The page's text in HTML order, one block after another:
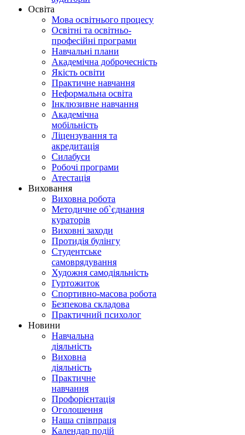
Освіта
Мова освітнього процесу
Освітні та освітньо-
професійні програми
Навчальні плани
Академічна доброчесність
Якість освіти
Практичне навчання
Неформальна освіта
Інклюзивне навчання
Академічна
мобільність
Ліцензування та
акредитація
Силабуси
Робочі програми
Атестація
Виховання
Виховна робота
Методичне об`єднання
кураторів
Виховні заходи
Протидія булінгу
Студентське
самоврядування
Художня самодіяльність
Гуртожиток
Спортивно-масова робота
Безпекова складова
Практичний психолог
Новини
Навчальна
діяльність
Виховна
діяльність
Практичне
навчання
Профорієнтація
Оголошення
Наша співпраця
Календар подій